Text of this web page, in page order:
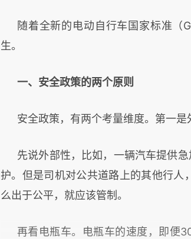
随着全新的电动自行车国家标准（
生。
一、安全政策的两个原则
安全政策，有两个考量维度。第一是
先说外部性，比如，一辆汽车提供
护。但是司机对公共道路上的其他行人
么出于公平，就应该管制。
再看电瓶车。电瓶车的速度，即便